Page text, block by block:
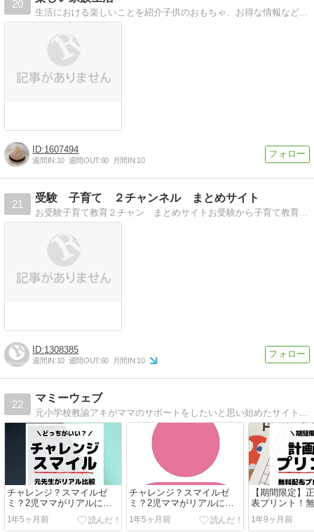
20
生活における楽しいことを紹介子供のおもちゃ、お得な情報などなど
1607494
週間IN:10 週間OUT:60 月間IN:10
21
受験 子育て ２チャンネル まとめサイト
お受験子育て教育２チャン まとめサイトお受験から子育て教育全般情報 ２チャンネルまとめサイトです
1308385
週間IN:10 週間OUT:60 月間IN:10
22
マミーウェブ
元小学校教諭アキがママのサポートをしたいと思い始めたサイトです。子育て中のママの疲れを癒やせるような育児マメ知識を公開しています。
チャレンジ？スマイルゼ
ミ？2児ママがリアルに比
較してみた！
1年5ヶ月前
チャレンジ？スマイルゼ
ミ？2児ママがリアルに比
較してみた！
1年5ヶ月前
【期間限定】
表プリント！
ト中(12/15まで
1年9ヶ月前